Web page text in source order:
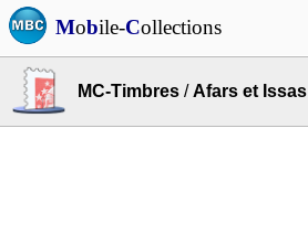
Mobile-Collections
MC-Timbres /Afars et Issas